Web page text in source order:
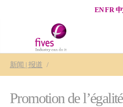
EN FR
新闻 | 报道
Promotion de